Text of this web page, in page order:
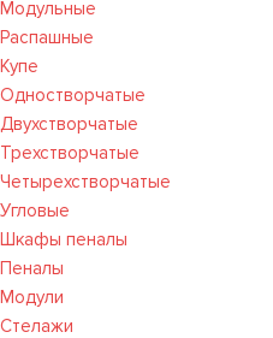
Модульные
Распашные
Купе
Одностворчатые
Двухстворчатые
Трехстворчатые
Четырехстворчатые
Угловые
Шкафы пеналы
Пеналы
Модули
Стелажи